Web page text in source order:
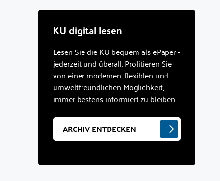
KU digital lesen
Lesen Sie die KU bequem als ePaper -
jederzeit und überall. Profitieren Sie
von einer modernen, flexiblen und
umweltfreundlichen Möglichkeit,
immer bestens informiert zu bleiben
ARCHIV ENTDECKEN